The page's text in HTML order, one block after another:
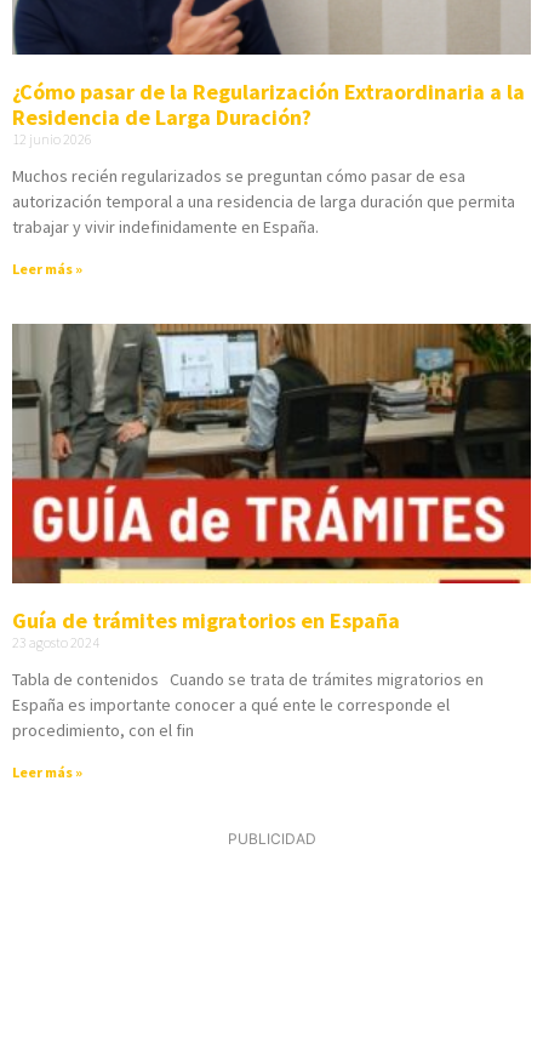
¿Cómo pasar de la Regularización Extraordinaria a la
Residencia de Larga Duración?
12 junio 2026
Muchos recién regularizados se preguntan cómo pasar de esa
autorización temporal a una residencia de larga duración que permita
trabajar y vivir indefinidamente en España.
Leer más »
Guía de trámites migratorios en España
23 agosto 2024
Tabla de contenidos Cuando se trata de trámites migratorios en
España es importante conocer a qué ente le corresponde el
procedimiento, con el fin
Leer más »
PUBLICIDAD